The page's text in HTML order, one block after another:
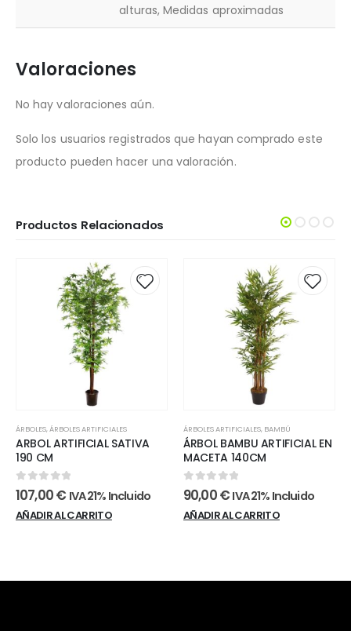
alturas, Medidas aproximadas
Valoraciones
No hay valoraciones aún.
Solo los usuarios registrados que hayan comprado este
producto pueden hacer una valoración.
Productos Relacionados
ÁRBOLES, ÁRBOLES ARTIFICIALES
ARBOL ARTIFICIAL SATIVA
190 CM
0out of 5
107,00€ IVA 21% Incluido
AÑADIR AL CARRITO
ÁRBOLES ARTIFICIALES, BAMBÚ
ÁRBOL BAMBU ARTIFICIAL EN
MACETA 140CM
0out of 5
90,00€ IVA 21% Incluido
AÑADIR AL CARRITO